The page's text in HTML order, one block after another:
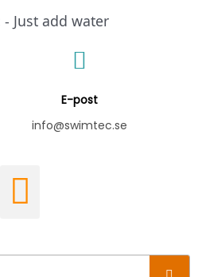
E-post
info@swimtec.se